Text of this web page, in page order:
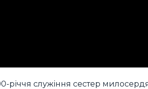
річчя служіння сестер